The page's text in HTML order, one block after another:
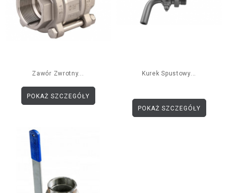
Zawór Zwrotny...
POKAŻ SZCZEGÓŁY
Kurek Spustowy...
POKAŻ SZCZEGÓŁY